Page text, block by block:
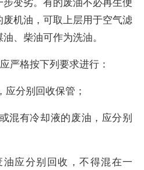
机油，可取上层用于空气滤
、柴油可作为洗油。
严格按下列要求进行：
分别回收保管；
混有冷却液的废油，应分别
应分别回收，不得混在一